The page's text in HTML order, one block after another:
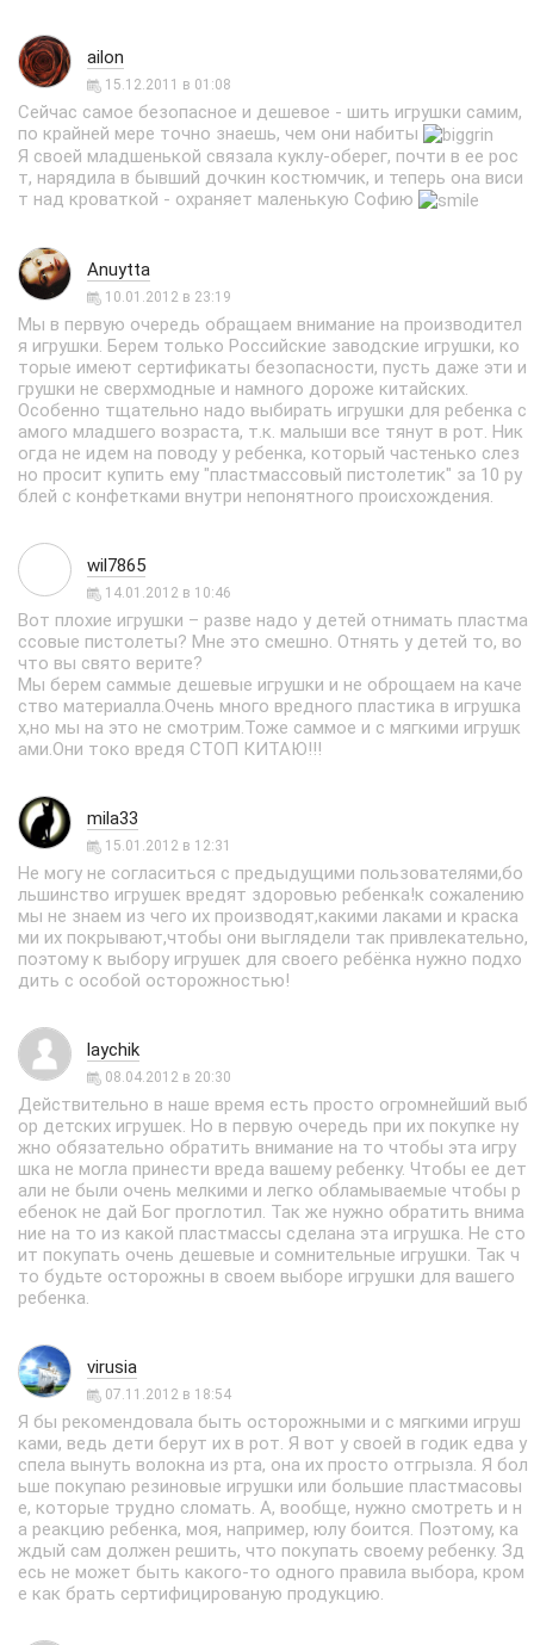
ailon
15.12.2011 в 01:08
Сейчас самое безопасное и дешевое - шить игрушки самим,
по крайней мере точно знаешь, чем они набиты
Я своей младшенькой связала куклу-оберег, почти в ее рос
т, нарядила в бывший дочкин костюмчик, и теперь она виси
т над кроваткой - охраняет маленькую Софию
Anuytta
10.01.2012 в 23:19
Мы в первую очередь обращаем внимание на производител
я игрушки. Берем только Российские заводские игрушки, ко
торые имеют сертификаты безопасности, пусть даже эти и
грушки не сверхмодные и намного дороже китайских.
Особенно тщательно надо выбирать игрушки для ребенка с
амого младшего возраста, т.к. малыши все тянут в рот. Ник
огда не идем на поводу у ребенка, который частенько слез
но просит купить ему "пластмассовый пистолетик" за 10 ру
блей с конфетками внутри непонятного происхождения.
wil7865
14.01.2012 в 10:46
Вот плохие игрушки – разве надо у детей отнимать пластма
ссовые пистолеты? Мне это смешно. Отнять у детей то, во
что вы свято верите?
Мы берем саммые дешевые игрушки и не оброщаем на каче
ство материалла.Очень много вредного пластика в игрушка
х,но мы на это не смотрим.Тоже саммое и с мягкими игрушк
ами.Они токо вредя СТОП КИТАЮ!!!
mila33
15.01.2012 в 12:31
Не могу не согласиться с предыдущими пользователями,бо
льшинство игрушек вредят здоровью ребенка!к сожалению
мы не знаем из чего их производят,какими лаками и краска
ми их покрывают,чтобы они выглядели так привлекательно,
поэтому к выбору игрушек для своего ребёнка нужно подхо
дить с особой осторожностью!
laychik
08.04.2012 в 20:30
Действительно в наше время есть просто огромнейший выб
ор детских игрушек. Но в первую очередь при их покупке ну
жно обязательно обратить внимание на то чтобы эта игру
шка не могла принести вреда вашему ребенку. Чтобы ее дет
али не были очень мелкими и легко обламываемые чтобы р
ебенок не дай Бог проглотил. Так же нужно обратить внима
ние на то из какой пластмассы сделана эта игрушка. Не сто
ит покупать очень дешевые и сомнительные игрушки. Так ч
то будьте осторожны в своем выборе игрушки для вашего
ребенка.
virusia
07.11.2012 в 18:54
Я бы рекомендовала быть осторожными и с мягкими игруш
ками, ведь дети берут их в рот. Я вот у своей в годик едва у
спела вынуть волокна из рта, она их просто отгрызла. Я бол
ьше покупаю резиновые игрушки или большие пластмасовы
е, которые трудно сломать. А, вообще, нужно смотреть и н
а реакцию ребенка, моя, например, юлу боится. Поэтому, ка
ждый сам должен решить, что покупать своему ребенку. Зд
есь не может быть какого-то одного правила выбора, кром
е как брать сертифицированую продукцию.